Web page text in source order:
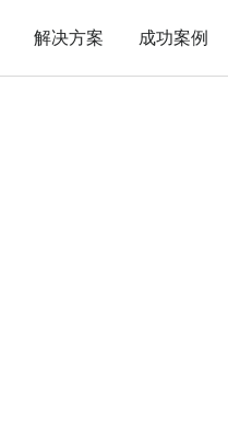
解决方案 成功案例